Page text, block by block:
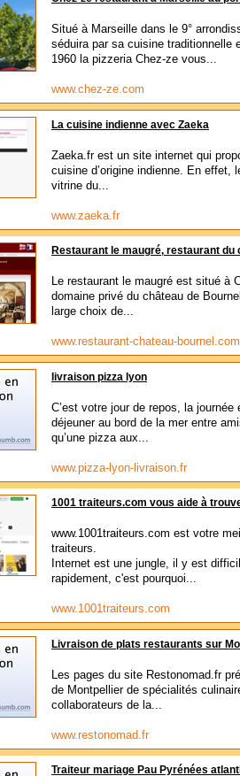
Situé à Marseille dans le 9°
séduira par sa cuisine traditionnelle
1960 la pizzeria Chez-ze vous...
www.chez-ze.com
La cuisine indienne avec Zaeka
Zaeka.fr est un site internet qui
cuisine d’origine indienne. En
vitrine du...
www.zaeka.fr
Restaurant le maugré, restaurant du
Le restaurant le maugré est situé à
domaine privé du château de
large choix de...
www.restaurant-chateau-bournel.com
livraison pizza lyon
C’est votre jour de repos, la
déjeuner au bord de la mer entre
qu’une pizza aux...
www.pizza-lyon-livraison.fr
1001 traiteurs.com vous aide à
www.1001traiteurs.com est votre
traiteurs.
Internet est une jungle, il y est
rapidement, c'est pourquoi...
www.1001traiteurs.com
Livraison de plats restaurants sur
Les pages du site Restonomad.fr
de Montpellier de spécialités
collaborateurs de la...
www.restonomad.fr
Traiteur mariage Pau Pyrénées